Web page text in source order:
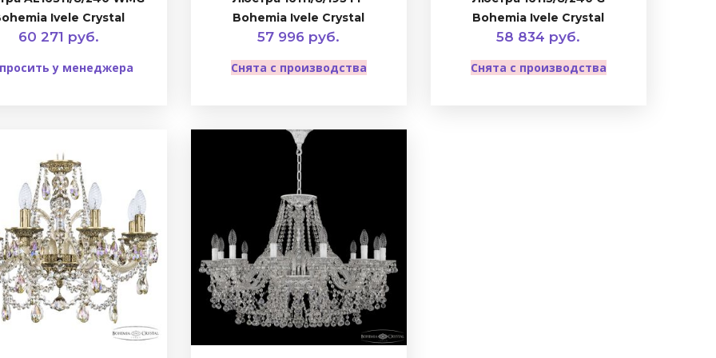
Ivele Crystal
60 271 руб.
у менеджера
Bohemia Ivele Crystal
57 996 руб.
Снята с производства
Bohemia Ivele Crystal
58 834 руб.
Снята с производства